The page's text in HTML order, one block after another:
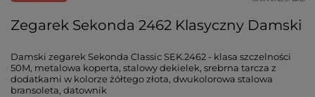
Zegarek Sekonda 2462 Klasyczny Damski
Damski zegarek Sekonda Classic SEK.2462 - klasa szczelności
50M, metalowa koperta, stalowy dekielek, srebrna tarcza z
dodatkami w kolorze żółtego złota, dwukolorowa stalowa
bransoleta, datownik